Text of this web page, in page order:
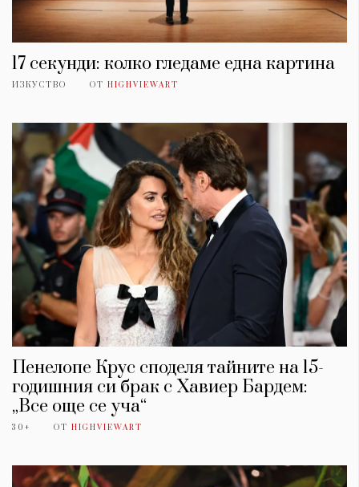
17 секунди: колко гледаме една картина
ИЗКУСТВО ОТ HIGHVIEWART
Пенелопе Крус споделя тайните на 15-
годишния си брак с Хавиер Бардем:
„Все още се уча“
30+ ОТ HIGHVIEWART